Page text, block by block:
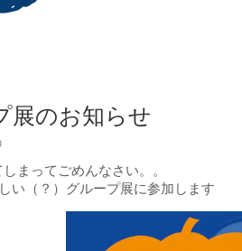
展のお知らせ
まってごめんなさい。。
い（？）グループ展に参加します